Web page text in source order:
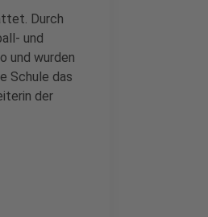
Durch
und
und wurden
Schule das
der